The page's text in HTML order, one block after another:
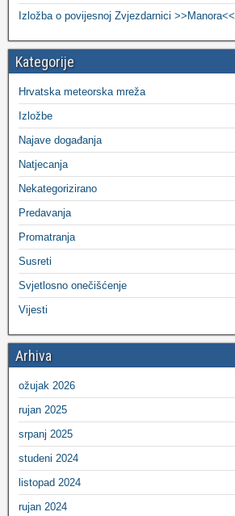
Izložba o povijesnoj Zvjezdarnici >>Manora<<
Kategorije
Hrvatska meteorska mreža
Izložbe
Najave događanja
Natjecanja
Nekategorizirano
Predavanja
Promatranja
Susreti
Svjetlosno onečišćenje
Vijesti
Arhiva
ožujak 2026
rujan 2025
srpanj 2025
studeni 2024
listopad 2024
rujan 2024